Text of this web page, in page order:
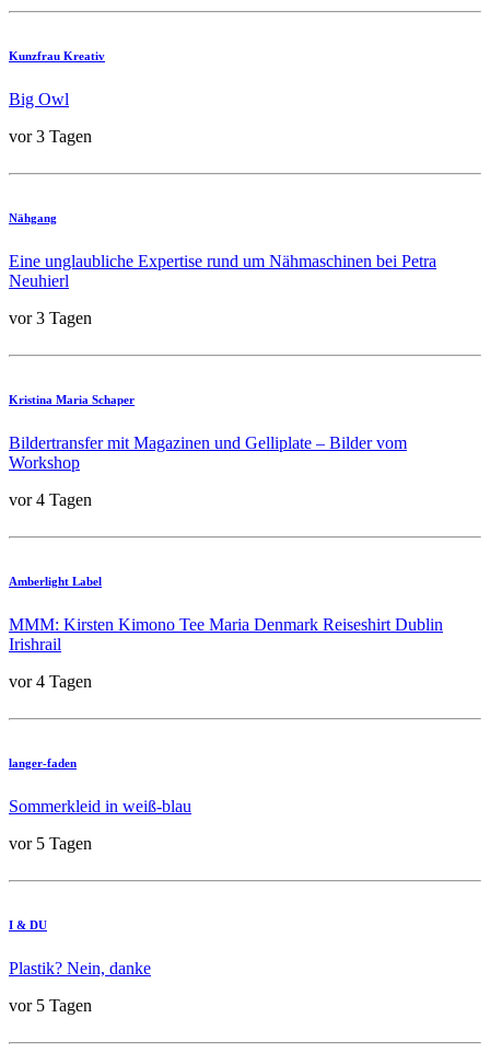
Kunzfrau Kreativ
Big Owl
vor 3 Tagen
Nähgang
Eine unglaubliche Expertise rund um Nähmaschinen bei Petra
Neuhierl
vor 3 Tagen
Kristina Maria Schaper
Bildertransfer mit Magazinen und Gelliplate – Bilder vom
Workshop
vor 4 Tagen
Amberlight Label
MMM: Kirsten Kimono Tee Maria Denmark Reiseshirt Dublin
Irishrail
vor 4 Tagen
langer-faden
Sommerkleid in weiß-blau
vor 5 Tagen
I & DU
Plastik? Nein, danke
vor 5 Tagen